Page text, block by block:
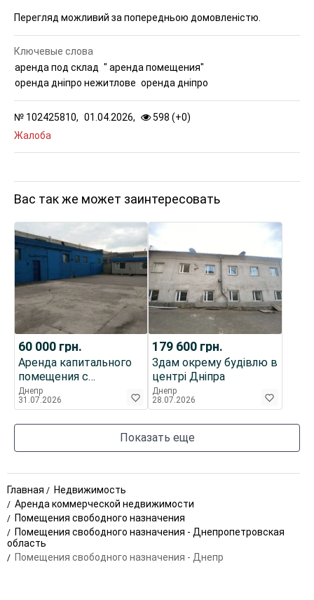
Перегляд можливий за попередньою домовленістю.
№ 102425810, 01.04.2026, 598 (+0)
Жалоба
Ключевые слова
аренда под склад " аренда помещения"
оренда дніпро нежитлове оренда дніпро
Вас так же может заинтересовать
60 000 грн.
Аренда капитального
помещения с
огороженной
площадкой
Днепр
31.07.2026
179 600 грн.
Здам окрему будівлю в
центрі Дніпра
Днепр
28.07.2026
Показать еще
Главная
Недвижимость
Аренда коммерческой недвижимости
Помещения свободного назначения
Помещения свободного назначения - Днепропетровская
область
Помещения свободного назначения - Днепр